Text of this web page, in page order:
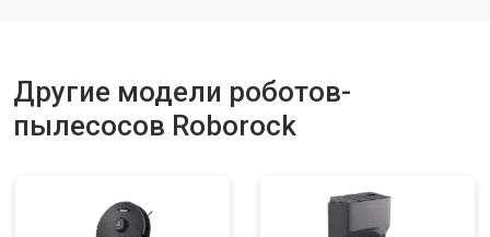
Другие модели роботов-
пылесосов Roborock